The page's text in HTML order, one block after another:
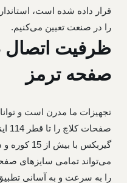
صفحه گیربکس غلطک
لنت برنزی لقمه ای ماشین مسابقه
فروش صفحه گرافیتی گیربکس
صفحه گیربکس ولوو
صفحه گیربکس لیفتراک
لنت کفشکی
قرار داده شده است،
را در صنعت تعیین می‌کنیم.
ظرفیت اتصال
صفحه ترمز
تجهیزات ما مدرن است و
گیربکس با
می‌تواند تمامی سایزهای
را به سرعت و به آسانی